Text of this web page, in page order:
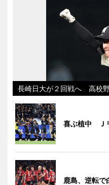
長崎日大が２回戦へ 高校
喜ぶ植中 Ｊ
鹿島、逆転